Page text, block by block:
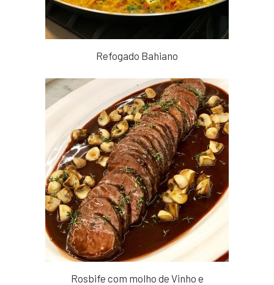
Refogado Bahiano
Rosbife com molho de Vinho e